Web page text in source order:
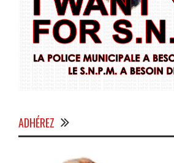
ADHÉREZ